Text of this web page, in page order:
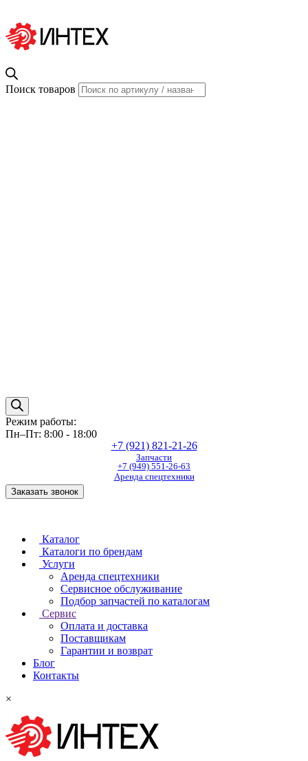
Поиск товаров
Режим работы:
Пн–Пт: 8:00 - 18:00
+7 (921) 821-21-26
Запчасти
+7 (949) 551-26-63
Аренда спецтехники
Заказать звонок
Каталог
Каталоги по брендам
Услуги
Аренда спецтехники
Сервисное обслуживание
Подбор запчастей по каталогам
Сервис
Оплата и доставка
Поставщикам
Гарантии и возврат
Блог
Контакты
×